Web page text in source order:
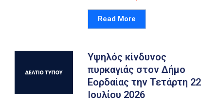
Read More
Υψηλός κίνδυνος
πυρκαγιάς στον Δήμο
Εορδαίας την Τετάρτη 22
Ιουλίου 2026